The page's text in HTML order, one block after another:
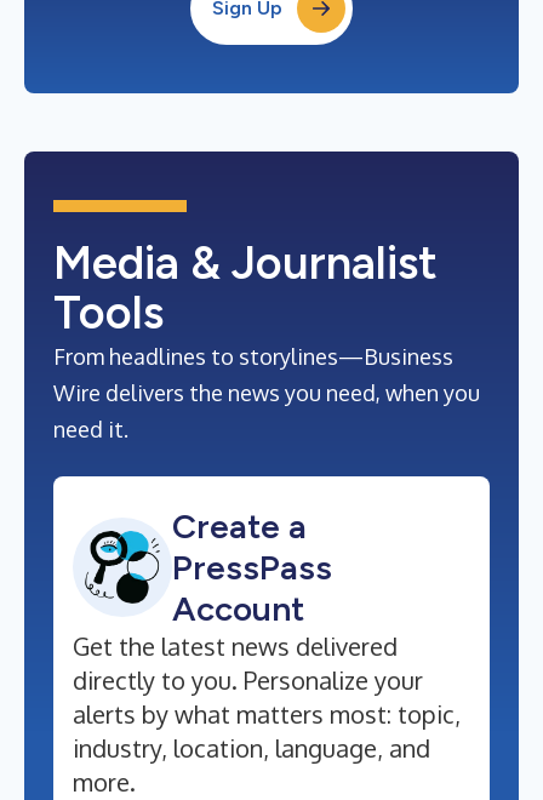
Sign Up
Media & Journalist
Tools
From headlines to storylines—Business
Wire delivers the news you need, when you
need it.
Create a
PressPass
Account
Get the latest news delivered
directly to you. Personalize your
alerts by what matters most: topic,
industry, location, language, and
more.